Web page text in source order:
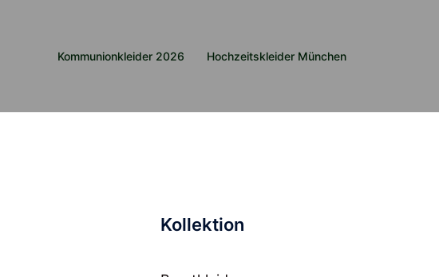
Kommunionkleider 2026 Hochzeitskleider München
Kollektion